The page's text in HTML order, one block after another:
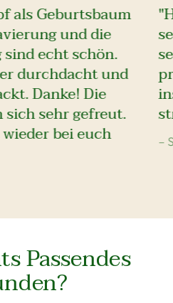
als Geburtsbaum
und die
echt schön.
durchdacht und
Danke! Die
sich sehr gefreut.
bei euch –
Passendes